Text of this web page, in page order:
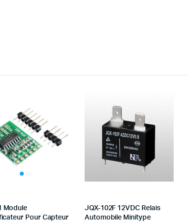
Module
Pour Capteur
JQX-102F 12VDC Relais
Automobile Minitype